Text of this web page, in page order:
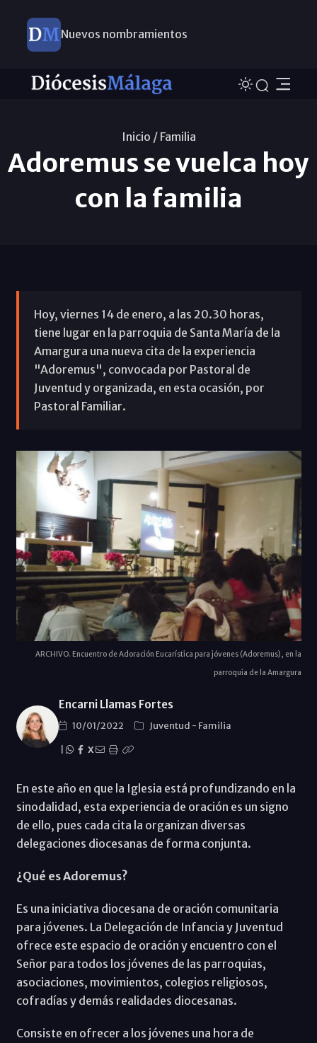
Nuevos nombramientos
Inicio / Familia
Adoremus se vuelca hoy
con la familia
Hoy, viernes 14 de enero, a las 20.30 horas,
tiene lugar en la parroquia de Santa María de la
Amargura una nueva cita de la experiencia
"Adoremus", convocada por Pastoral de
Juventud y organizada, en esta ocasión, por
Pastoral Familiar.
ARCHIVO. Encuentro de Adoración Eucarística para jóvenes (Adoremus), en la
parroquia de la Amargura
Encarni Llamas Fortes
10/01/2022 Juventud - Familia
X
En este año en que la Iglesia está profundizando en la
sinodalidad, esta experiencia de oración es un signo
de ello, pues cada cita la organizan diversas
delegaciones diocesanas de forma conjunta.
¿Qué es Adoremus?
Es una iniciativa diocesana de oración comunitaria
para jóvenes. La Delegación de Infancia y Juventud
ofrece este espacio de oración y encuentro con el
Señor para todos los jóvenes de las parroquias,
asociaciones, movimientos, colegios religiosos,
cofradías y demás realidades diocesanas.
Consiste en ofrecer a los jóvenes una hora de